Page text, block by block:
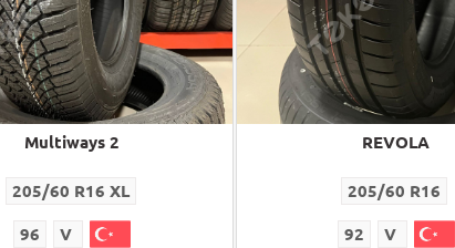
Multiways 2
205/60 R16 XL
96 V
REVOLA
205/60 R16
92 V